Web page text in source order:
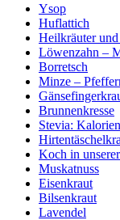
Ysop
Huflattich
Heilkräuter
Löwenzahn –
Borretsch
Minze –
Brunnenkresse
Stevia:
Koch in
Muskatnuss
Eisenkraut
Bilsenkraut
Lavendel